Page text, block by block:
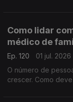
Como lidar
médico de
Ep. 120
01 jul. 2026
O número de
crescer. Como